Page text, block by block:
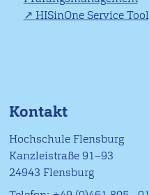
HISinOne Service Tool
Kontakt
Hochschule Flensburg
Kanzleistraße 91–93
24943 Flensburg